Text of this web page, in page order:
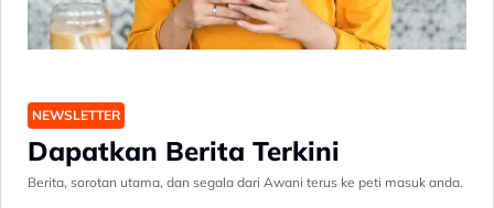
NEWSLETTER
Dapatkan Berita Terkini
Berita, sorotan utama, dan segala dari Awani terus ke peti masuk anda.